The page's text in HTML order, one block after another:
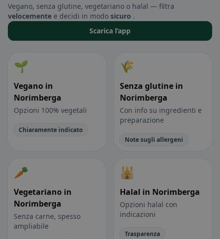
Vegano, senza glutine, vegetariano o halal — filtra
velocemente e decidi in modo sicuro .
Scarica l’app
🌱
Vegano in
Norimberga
Opzioni 100% vegetali
Chiaramente indicato
🌾
Senza glutine in
Norimberga
Con info su ingredienti e
preparazione
Note sugli allergeni
🥕
Vegetariano in
Norimberga
Senza carne, spesso
ampliabile
🕌
Halal in Norimberga
Opzioni halal con
indicazioni
Trasparenza